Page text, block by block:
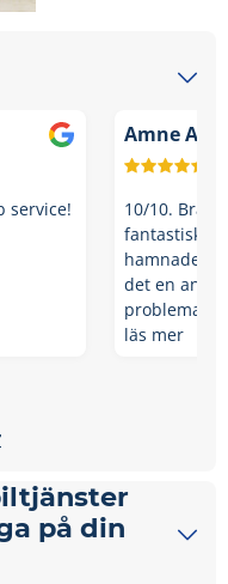
service!
Amne
10/10. Bra
fantastisk
hamnade
det en
läs mer
på din